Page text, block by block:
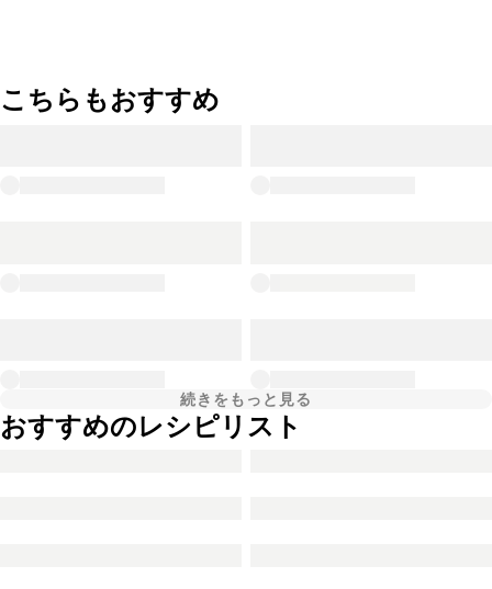
こちらもおすすめ
続きをもっと見る
おすすめのレシピリスト